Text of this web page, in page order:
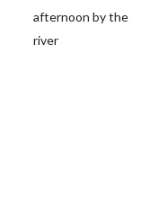
afternoon by the
river